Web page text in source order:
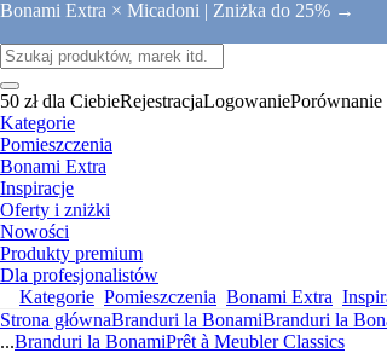
Bonami Extra × Micadoni | Zniżka do 25% →
50 zł dla CiebieRejestracjaLogowaniePorównanie
Kategorie
Pomieszczenia
Bonami Extra
Inspiracje
Oferty i zniżki
Nowości
Produkty premium
Dla profesjonalistów
Kategorie Pomieszczenia Bonami Extra
Strona głównaBranduri la BonamiBranduri la
...Branduri la BonamiPrêt à Meubler Classics